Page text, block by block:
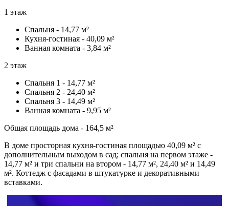
1 этаж
Спальня - 14,77 м²
Кухня-гостиная - 40,09 м²
Ванная комната - 3,84 м²
2 этаж
Спальня 1 - 14,77 м²
Спальня 2 - 24,40 м²
Спальня 3 - 14,49 м²
Ванная комната - 9,95 м²
Общая площадь дома - 164,5 м²
В доме просторная кухня-гостиная площадью 40,09 м² с
дополнительным выходом в сад; спальня на первом этаже -
14,77 м² и три спальни на втором - 14,77 м², 24,40 м² и 14,49
м². Коттедж с фасадами в штукатурке и декоративными
вставками.